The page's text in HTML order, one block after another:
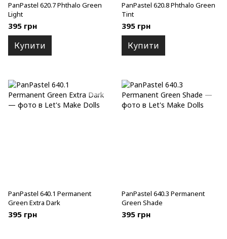
PanPastel 620.7 Phthalo Green
Light
395 грн
Купити
PanPastel 620.8 Phthalo Green
Tint
395 грн
Купити
PanPastel 640.1 Permanent
Green Extra Dark
395 грн
PanPastel 640.3 Permanent
Green Shade
395 грн